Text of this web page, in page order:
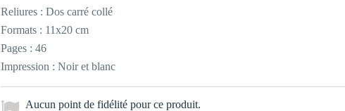
Reliures : Dos carré collé
Formats : 11x20 cm
Pages : 46
Impression : Noir et blanc
Aucun point de fidélité pour ce produit.